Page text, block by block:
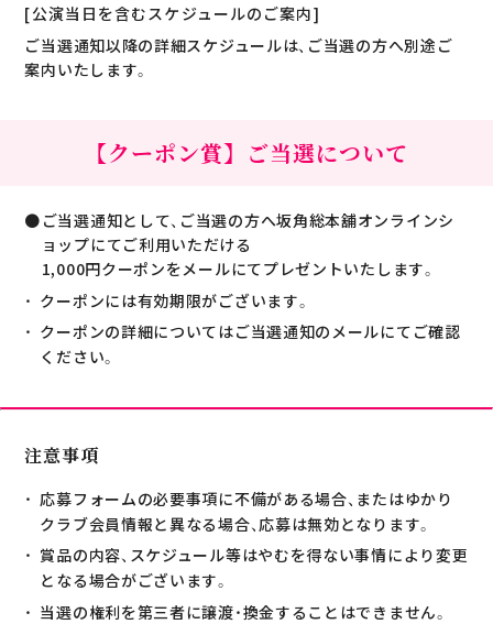
[公演当日を含むスケジュールのご案内]
ご当選通知以降の詳細スケジュールは、ご当選の方へ別途ご
案内いたします。
【クーポン賞】ご当選について
ご当選通知として、ご当選の方へ坂角総本舖オンラインシ
ョップにてご利用いただける
1,000円クーポンをメールにてプレゼントいたします。
クーポンには有効期限がございます。
クーポンの詳細についてはご当選通知のメールにてご確認
ください。
注意事項
応募フォームの必要事項に不備がある場合、またはゆかり
クラブ会員情報と異なる場合、応募は無効となります。
賞品の内容、スケジュール等はやむを得ない事情により変更
となる場合がございます。
当選の権利を第三者に譲渡・換金することはできません。